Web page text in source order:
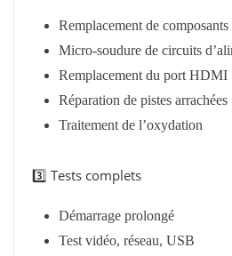
Remplacement de
Micro-soudure de circuits
Remplacement du port HDMI
Réparation de pistes arrachées
Traitement de l’oxydation
3️⃣ Tests complets
Démarrage prolongé
Test vidéo, réseau, USB